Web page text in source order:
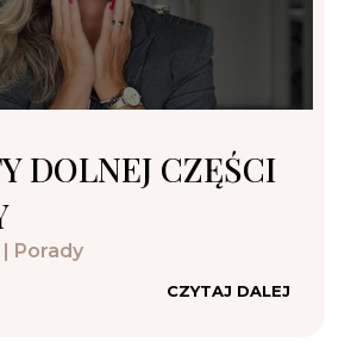
DOLNEJ CZĘŚCI
| Porady
CZYTAJ DALEJ